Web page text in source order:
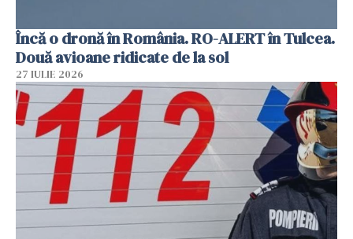
Încă o dronă în România. RO-ALERT în Tulcea.
Două avioane ridicate de la sol
27 IULIE 2026